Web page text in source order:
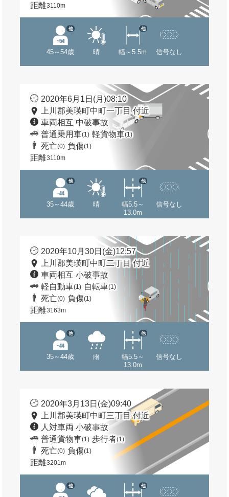
距離3110m
45～54歳
他
晴 幅～5.5m
他
信号なし
2020年6月1日(月)08:10
上川郡美瑛町中町一丁目 付近
車両相互 中破事故
普通乗用車(1) 軽貨物車(1)
死亡(0) 負傷(1)
距離3110m
35～44歳
他
晴
幅5.5～
13.0m
他
信号なし
2020年10月30日(金)12:57
上川郡美瑛町中町二丁目 付近
車両相互 小破事故
軽自動車(1) 自転車(1)
死亡(0) 負傷(1)
距離3163m
35～44歳
他
雨
幅5.5～
13.0m
他
信号なし
2020年3月13日(金)09:40
上川郡美瑛町中町三丁目 付近
人対車両 小破事故
普通貨物車(1) 歩行者(1)
死亡(0) 負傷(1)
距離3201m
他 他